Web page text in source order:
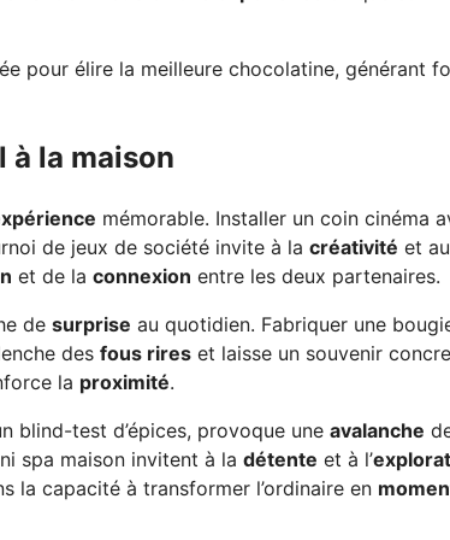
pour élire la meilleure chocolatine, générant
à la maison
mémorable. Installer un coin cinéma
de jeux de société invite à la créativité et au
et de la connexion entre les deux partenaires.
de surprise au quotidien. Fabriquer une
des fous rires et laisse un souvenir
la proximité.
blind-test d’épices, provoque une avalanche
spa maison invitent à la détente et à l’
la capacité à transformer l’ordinaire en